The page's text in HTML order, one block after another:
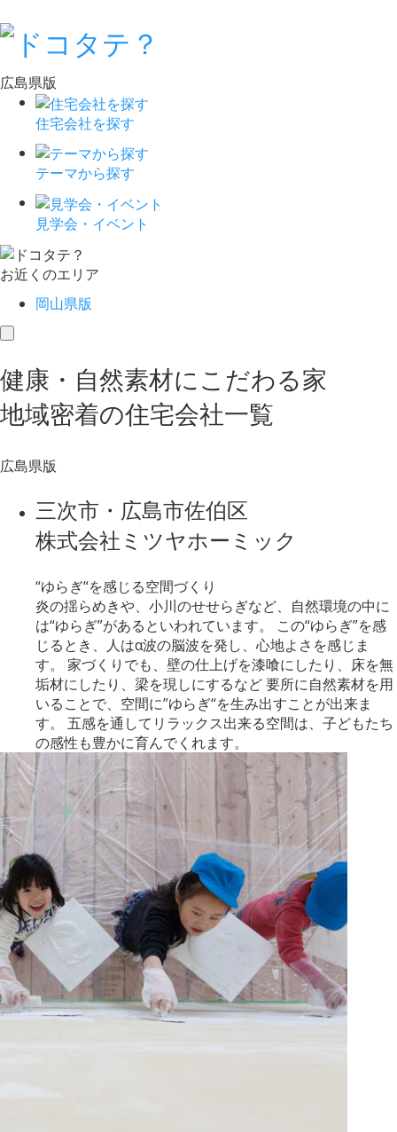
広島県版
住宅会社を探す
テーマから探す
見学会・イベント
お近くのエリア
岡山県版
toggle
健康・自然素材にこだわる家
地域密着の住宅会社一覧
広島県版
三次市・広島市佐伯区
株式会社ミツヤホーミック
“ゆらぎ“を感じる空間づくり
炎の揺らめきや、小川のせせらぎなど、自然環境の中に
は“ゆらぎ”があるといわれています。 この“ゆらぎ”を感
じるとき、人はα波の脳波を発し、心地よさを感じま
す。 家づくりでも、壁の仕上げを漆喰にしたり、床を無
垢材にしたり、梁を現しにするなど 要所に自然素材を用
いることで、空間に”ゆらぎ“を生み出すことが出来ま
す。 五感を通してリラックス出来る空間は、子どもたち
の感性も豊かに育んでくれます。